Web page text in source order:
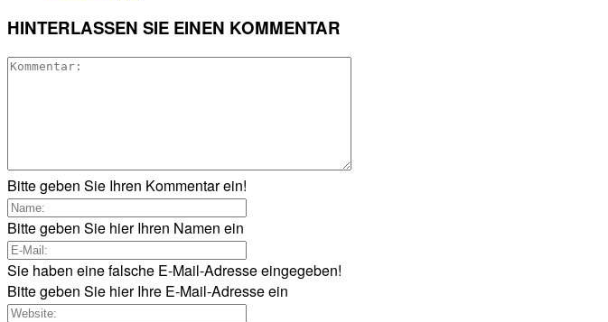
HINTERLASSEN SIE EINEN KOMMENTAR
Bitte geben Sie Ihren Kommentar ein!
Bitte geben Sie hier Ihren Namen ein
Sie haben eine falsche E-Mail-Adresse eingegeben!
Bitte geben Sie hier Ihre E-Mail-Adresse ein